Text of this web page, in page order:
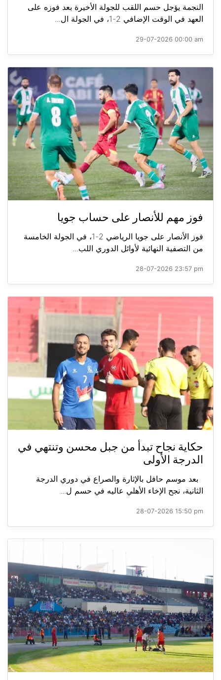
النجمة يؤجل حسم اللقب للجولة الأخيرة بعد فوزه على
العهد في الوقت الإضافي 2-1، في الجولة ال...
29-07-2026 00:00 am
فوز مهم للأنصار على حساب جويا
فوز الأنصار على جويا الرياضي 2-1، في الجولة الخامسة
من التصفية النهائية لأوائل الدوري اللب...
28-07-2026 23:57 pm
حكاية نجاح تبدأ من جبل محسن وتنتهي في
الدرجة الأولى
بعد موسم حافل بالإثارة والصراع في دوري الدرجة
الثانية، نجح الإخاء الأهلي عاليه في حسم ل...
28-07-2026 15:50 pm